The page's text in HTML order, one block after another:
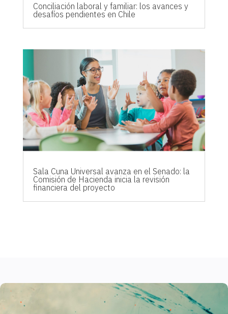
Conciliación laboral y familiar: los avances y
desafíos pendientes en Chile
Sala Cuna Universal avanza en el Senado: la
Comisión de Hacienda inicia la revisión
financiera del proyecto